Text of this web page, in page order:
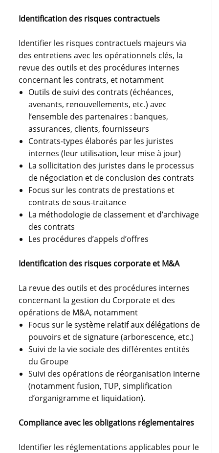
Identification des risques contractuels
Identifier les risques contractuels majeurs via
des entretiens avec les opérationnels clés, la
revue des outils et des procédures internes
concernant les contrats, et notamment
Outils de suivi des contrats (échéances,
avenants, renouvellements, etc.) avec
l’ensemble des partenaires : banques,
assurances, clients, fournisseurs
Contrats-types élaborés par les juristes
internes (leur utilisation, leur mise à jour)
La sollicitation des juristes dans le processus
de négociation et de conclusion des contrats
Focus sur les contrats de prestations et
contrats de sous-traitance
La méthodologie de classement et d’archivage
des contrats
Les procédures d’appels d’offres
Identification des risques corporate et M&A
La revue des outils et des procédures internes
concernant la gestion du Corporate et des
opérations de M&A, notamment
Focus sur le système relatif aux délégations de
pouvoirs et de signature (arborescence, etc.)
Suivi de la vie sociale des différentes entités
du Groupe
Suivi des opérations de réorganisation interne
(notamment fusion, TUP, simplification
d’organigramme et liquidation).
Compliance avec les obligations réglementaires
Identifier les réglementations applicables pour le